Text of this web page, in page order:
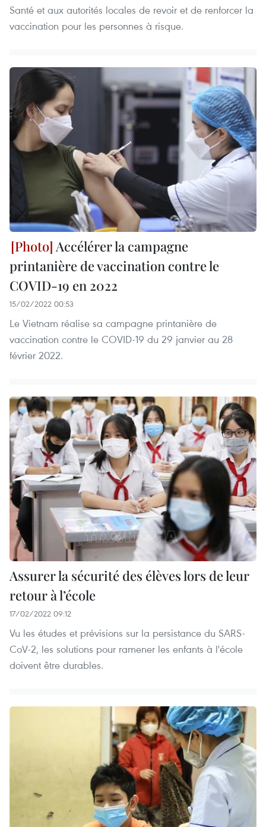
Santé et aux autorités locales de revoir et de renforcer la
vaccination pour les personnes à risque.
Accélérer la campagne
printanière de vaccination contre le
COVID-19 en 2022
15/02/2022 00:53
Le Vietnam réalise sa campagne printanière de
vaccination contre le COVID-19 du 29 janvier au 28
février 2022.
Assurer la sécurité des élèves lors de leur
retour à l’école
17/02/2022 09:12
Vu les études et prévisions sur la persistance du SARS-
CoV-2, les solutions pour ramener les enfants à l'école
doivent être durables.